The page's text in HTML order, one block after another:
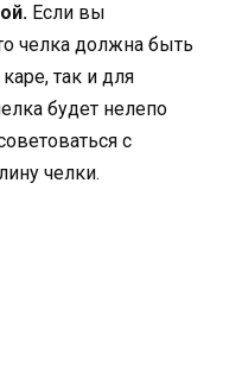
Если вы
челка должна быть
так и для
будет нелепо
с
челки.